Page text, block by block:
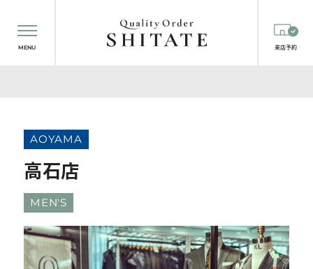
MENU 来店予約
AOYAMA
高石店
MEN'S